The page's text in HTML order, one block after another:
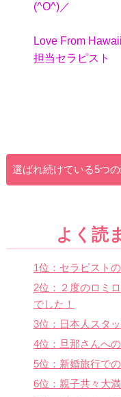
(^O^)／
Love From
担当セラピスト
選ばれ続けている5つ
よく読
1位：セラピスト
2位：２度のロミ
でした！
3位：日本人スタ
4位：旦那さんへ
5位：新婚旅行で
6位：親子共々大満